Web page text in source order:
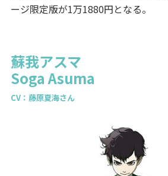
ージ限定版が1万1880円となる。
蘇我アスマ
Soga Asuma
CV：藤原夏海さん